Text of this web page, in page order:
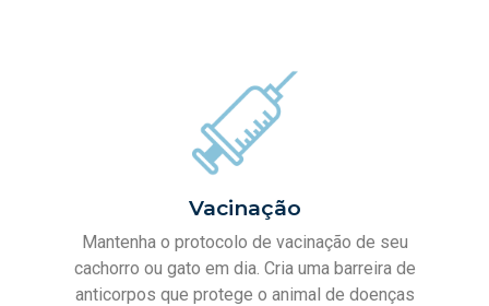
Vacinação
Mantenha o protocolo de vacinação de seu
cachorro ou gato em dia. Cria uma barreira de
anticorpos que protege o animal de doenças